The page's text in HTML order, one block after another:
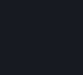
W serwisie Steam
innych witryn osób
pobierać oddzielne
Subskrypcji lub
uiścić na rzecz
Subskrypcji i takich
dostęp do
treści, towary lub
lub Internetu.